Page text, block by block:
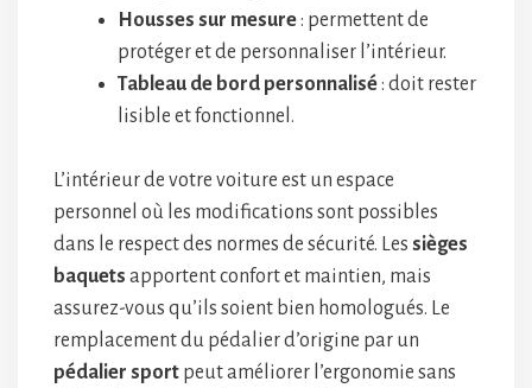
Housses sur mesure: permettent de
protéger et de personnaliser l’intérieur.
Tableau de bord personnalisé: doit rester
lisible et fonctionnel.
L’intérieur de votre voiture est un espace
personnel où les modifications sont possibles
dans le respect des normes de sécurité. Les sièges
baquets apportent confort et maintien, mais
assurez-vous qu’ils soient bien homologués. Le
remplacement du pédalier d’origine par un
pédalier sport peut améliorer l’ergonomie sans